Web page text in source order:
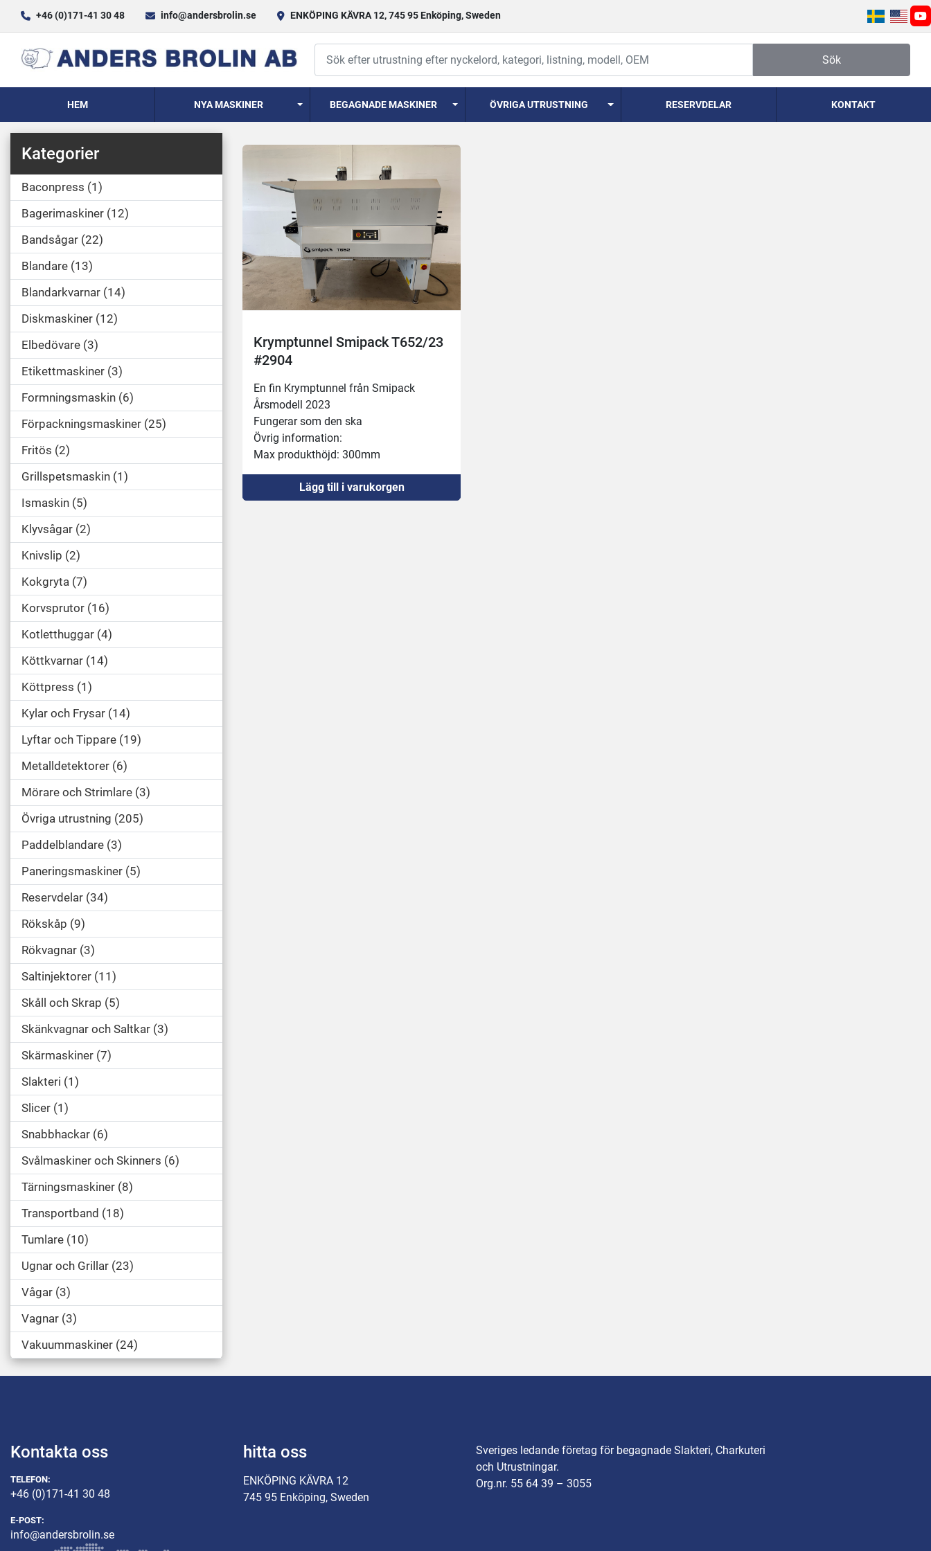
+46 (0)171-41 30 48 info@andersbrolin.se ENKÖPING KÄVRA 12, 745 95 Enköping, Sweden
Sök
HEM NYA MASKINER BEGAGNADE MASKINER ÖVRIGA UTRUSTNING RESERVDELAR KONTAKT
Kategorier
Baconpress 1
Bagerimaskiner 12
Bandsågar 22
Blandare 13
Blandarkvarnar 14
Diskmaskiner 12
Elbedövare 3
Etikettmaskiner 3
Formningsmaskin 6
Förpackningsmaskiner 25
Fritös 2
Grillspetsmaskin 1
Ismaskin 5
Klyvsågar 2
Knivslip 2
Kokgryta 7
Korvsprutor 16
Kotletthuggar 4
Köttkvarnar 14
Köttpress 1
Kylar och Frysar 14
Lyftar och Tippare 19
Metalldetektorer 6
Mörare och Strimlare 3
Övriga utrustning 205
Paddelblandare 3
Paneringsmaskiner 5
Reservdelar 34
Rökskåp 9
Rökvagnar 3
Saltinjektorer 11
Skåll och Skrap 5
Skänkvagnar och Saltkar 3
Skärmaskiner 7
Slakteri 1
Slicer 1
Snabbhackar 6
Svålmaskiner och Skinners 6
Tärningsmaskiner 8
Transportband
18
Tumlare 10
Ugnar och Grillar 23
Vågar 3
Vagnar 3
Vakuummaskiner 24
Krymptunnel Smipack T652/23
#2904
En fin Krymptunnel från Smipack
Årsmodell 2023
Fungerar som den ska
Övrig information:
Max produkthöjd: 300mm
Transportband hastighet: 2 till 14,5
Max värme: 200c
Lägg till i varukorgen
Kontakta oss
TELEFON:
+46 (0)171-41 30 48
E-POST:
info@andersbrolin.se
hitta oss
ENKÖPING KÄVRA 12
745 95 Enköping, Sweden
Sveriges ledande företag för begagnade Slakteri, Charkuteri
och Utrustningar.
Org.nr. 55 64 39 – 3055